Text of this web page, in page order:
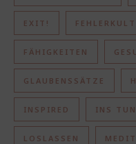
EXIT!
FÄHIGKEITEN
GLAUBENSSÄTZE
INSPIRED INS
LOSLASSEN